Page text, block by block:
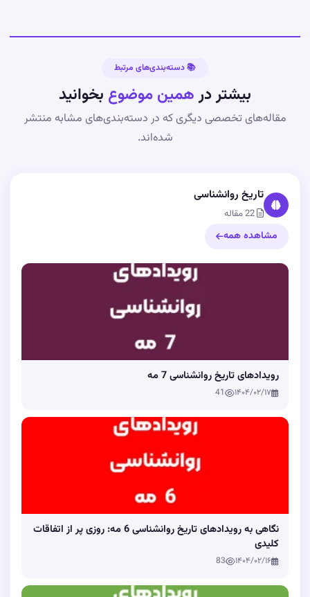
📚 دسته‌بندی‌های مرتبط
بیشتر درهمین موضوع بخوانید
مقاله‌های تخصصی دیگری که در دسته‌بندی‌های مشابه منتشر
شده‌اند.
تاریخ روانشناسی
مشاهده همه
رویدادهای تاریخ روانشناسی 7 مه
۱۴۰۴/۰۲/۱۷ 41
نگاهی به رویدادهای تاریخ روانشناسی 6 مه: روزی پر از اتفاقات
کلیدی
۱۴۰۴/۰۲/۱۶ 83